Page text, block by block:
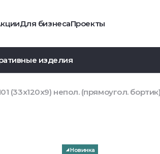
Для бизнесаПроекты
изделия
(33x120x9) непол. (прямоугол.
Новинка